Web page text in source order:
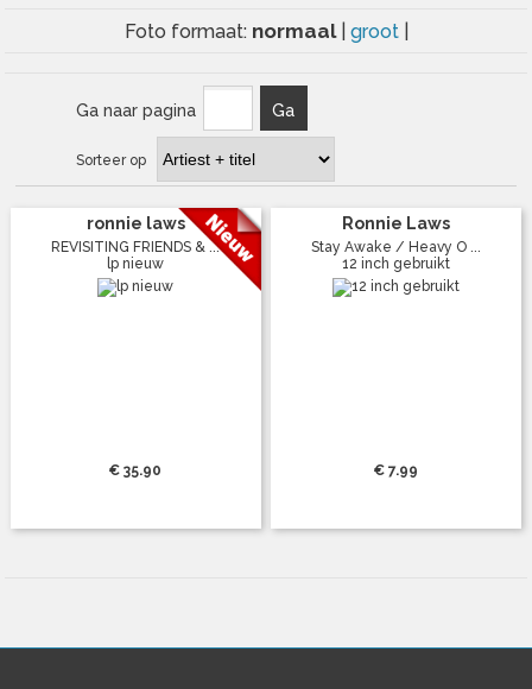
Foto formaat: normaal groot
Ga naar pagina Ga
Sorteer op
ronnie laws
REVISITING FRIENDS & ...
lp nieuw
€ 35.90
Ronnie Laws
Stay Awake / Heavy O ...
12 inch gebruikt
€ 7.99